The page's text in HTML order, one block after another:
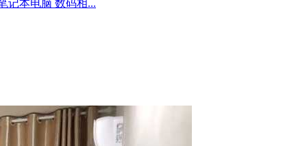
记本电脑 数码相...